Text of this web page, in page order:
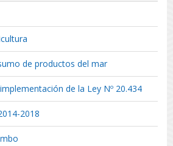
de productos del mar
de la Ley Nº 20.434
2018